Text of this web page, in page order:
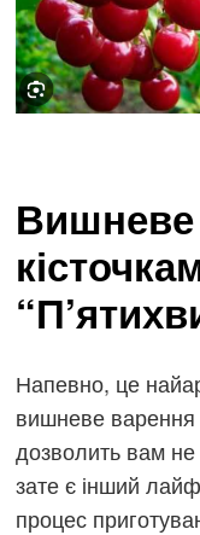
Вишневе
Напевно, це
вишневе варення
дозволить вам
зате є інший
процес